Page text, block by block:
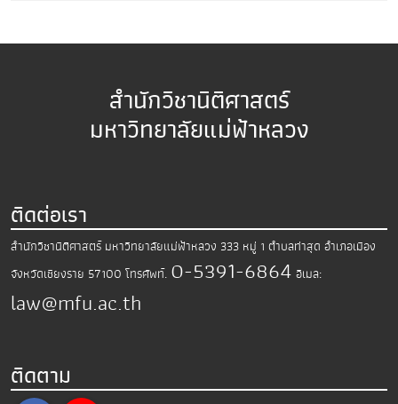
สำนักวิชานิติศาสตร์
มหาวิทยาลัยแม่ฟ้าหลวง
ติดต่อเรา
สำนักวิชานิติศาสตร์ มหาวิทยาลัยแม่ฟ้าหลวง 333 หมู่ 1 ตำบลท่าสุด อำเภอเมือง
จังหวัดเชียงราย 57100 โทรศัพท์. 0-5391-6864 อีเมล:
law@mfu.ac.th
ติดตาม